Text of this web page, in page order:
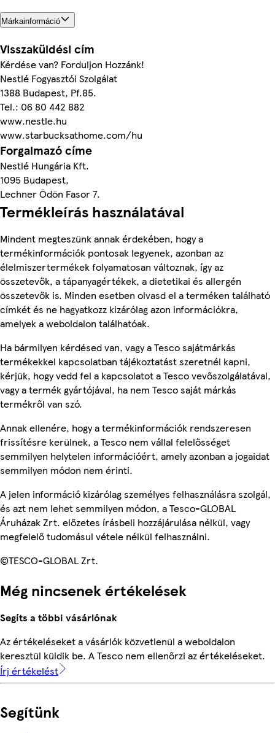
Márkainformáció
Visszaküldési cím
Kérdése van? Forduljon Hozzánk!
Nestlé Fogyasztói Szolgálat
1388 Budapest, Pf.85.
Tel.: 06 80 442 882
www.nestle.hu
www.starbucksathome.com/hu
Forgalmazó címe
Nestlé Hungária Kft.
1095 Budapest,
Lechner Ödön Fasor 7.
Termékleírás használatával
Mindent megteszünk annak érdekében, hogy a
termékinformációk pontosak legyenek, azonban az
élelmiszertermékek folyamatosan változnak, így az
összetevők, a tápanyagértékek, a dietetikai és allergén
összetevők is. Minden esetben olvasd el a terméken található
címkét és ne hagyatkozz kizárólag azon információkra,
amelyek a weboldalon találhatóak.
Ha bármilyen kérdésed van, vagy a Tesco sajátmárkás
termékekkel kapcsolatban tájékoztatást szeretnél kapni,
kérjük, hogy vedd fel a kapcsolatot a Tesco vevőszolgálatával,
vagy a termék gyártójával, ha nem Tesco saját márkás
termékről van szó.
Annak ellenére, hogy a termékinformációk rendszeresen
frissítésre kerülnek, a Tesco nem vállal felelősséget
semmilyen helytelen információért, amely azonban a jogaidat
semmilyen módon nem érinti.
A jelen információ kizárólag személyes felhasználásra szolgál,
és azt nem lehet semmilyen módon, a Tesco-GLOBAL
Áruházak Zrt. előzetes írásbeli hozzájárulása nélkül, vagy
megfelelő tudomásul vétele nélkül felhasználni.
©TESCO-GLOBAL Zrt.
Még nincsenek értékelések
Segíts a többi vásárlónak
Az értékeléseket a vásárlók közvetlenül a weboldalon
keresztül küldik be. A Tesco nem ellenőrzi az értékeléseket.
Írj értékelést
Segítünk